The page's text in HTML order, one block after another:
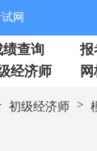
网
绩查询 报
经济师
初级经济师 >